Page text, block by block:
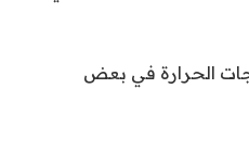
الحرارة في بعض